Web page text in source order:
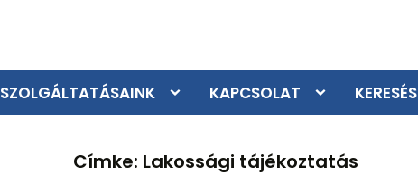
SZOLGÁLTATÁSAINK KAPCSOLAT KERESÉS
Címke: Lakossági tájékoztatás